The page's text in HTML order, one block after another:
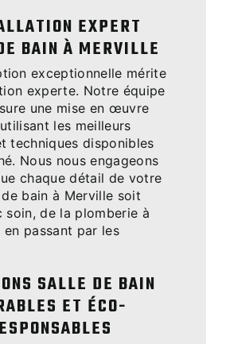
EXPERT
BAIN À MERVILLE
exceptionnelle mérite
experte. Notre équipe
une mise en œuvre
les meilleurs
techniques disponibles
Nous nous engageons
chaque détail de votre
bain à Merville soit
soin, de la plomberie à
passant par les
SALLE DE BAIN
ET ÉCO-